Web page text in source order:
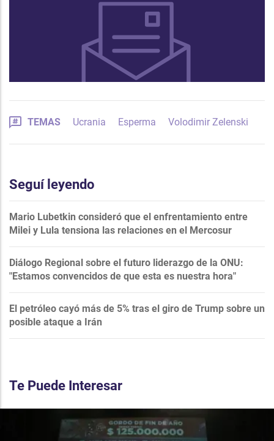
TEMAS Ucrania Esperma Volodimir Zelenski
Seguí leyendo
Mario Lubetkin consideró que el enfrentamiento entre
Milei y Lula tensiona las relaciones en el Mercosur
Diálogo Regional sobre el futuro liderazgo de la ONU:
"Estamos convencidos de que esta es nuestra hora"
El petróleo cayó más de 5% tras el giro de Trump sobre un
posible ataque a Irán
Te Puede Interesar